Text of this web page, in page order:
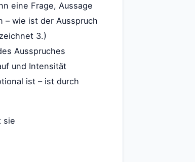
eine Frage, Aussage
– wie ist der Ausspruch
3.)
Ausspruches
und Intensität
ist – ist durch
sie